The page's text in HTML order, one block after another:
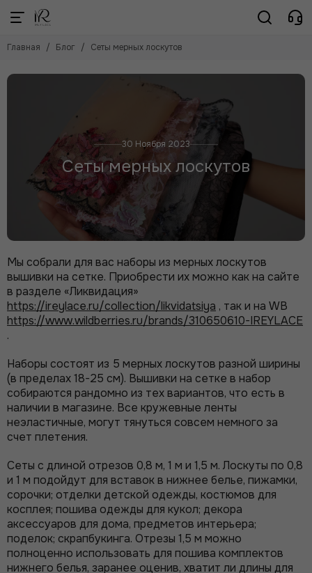
Главная Блог Сеты мерных лоскутов
30 Ноября 2023
Сеты мерных лоскутов
Мы собрали для вас наборы из мерных лоскутов
вышивки на сетке. Приобрести их можно как на сайте
в разделе «Ликвидация»
https://ireylace.ru/collection/likvidatsiya , так и на WB
https://www.wildberries.ru/brands/310650610-IREYLACE
.
Наборы состоят из 5 мерных лоскутов разной ширины
(в пределах 18-25 см). Вышивки на сетке в набор
собираются рандомно из тех вариантов, что есть в
наличии в магазине. Все кружевные ленты
неэластичные, могут тянуться совсем немного за
счет плетения.
Сеты с длиной отрезов 0,8 м, 1 м и 1,5 м. Лоскуты по 0,8
и 1 м подойдут для вставок в нижнее белье, пижамки,
сорочки; отделки детской одежды, костюмов для
косплея; пошива одежды для кукол; декора
аксессуаров для дома, предметов интерьера;
поделок; скрапбукинга. Отрезы 1,5 м можно
полноценно использовать для пошива комплектов
нижнего белья, заранее оценив, хватит ли длины для